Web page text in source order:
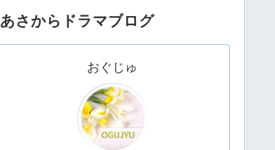
あさからドラマブログ
おぐじゅ